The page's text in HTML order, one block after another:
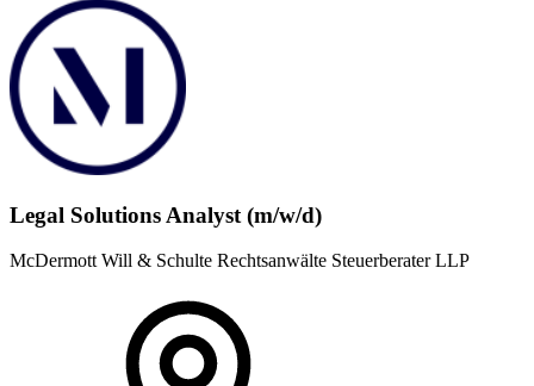
Legal Solutions Analyst (m/w/d)
McDermott Will & Schulte Rechtsanwälte Steuerberater LLP